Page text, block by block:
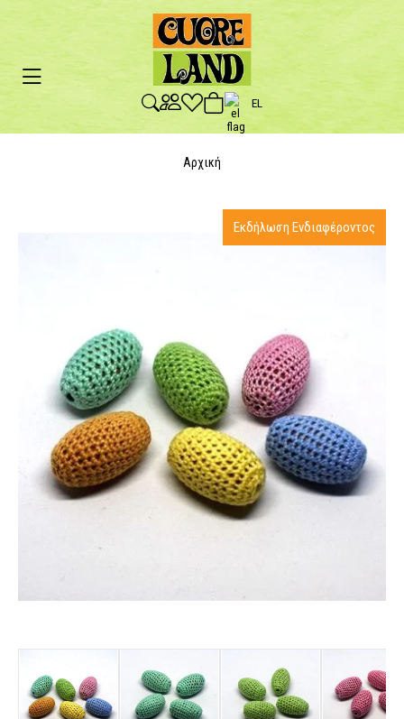
EL
Αρχική
Εκδήλωση Ενδιαφέροντος